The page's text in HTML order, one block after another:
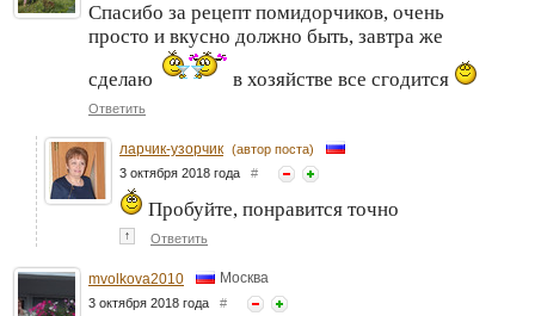
Спасибо за рецепт помидорчиков, очень
просто и вкусно должно быть, завтра же
сделаю
в хозяйстве все сгодится
Ответить
ларчик-узорчик (автор поста)
3 октября 2018 года #
Пробуйте, понравится точно
↑ Ответить
mvolkova2010 Москва
3 октября 2018 года #